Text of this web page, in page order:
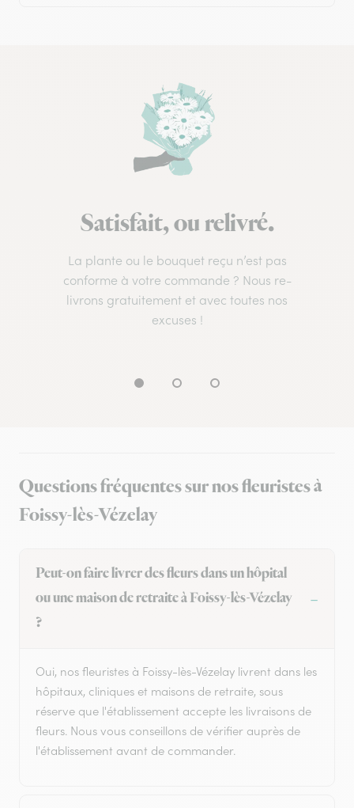
Satisfait, ou relivré.
La plante ou le bouquet reçu n’est pas
conforme à votre commande ? Nous re-
livrons gratuitement et avec toutes nos
excuses !
Questions fréquentes sur nos fleuristes à
Foissy-lès-Vézelay
Peut-on faire livrer des fleurs dans un hôpital
ou une maison de retraite à Foissy-lès-Vézelay
?
Oui, nos fleuristes à Foissy-lès-Vézelay livrent dans les
hôpitaux, cliniques et maisons de retraite, sous
réserve que l'établissement accepte les livraisons de
fleurs. Nous vous conseillons de vérifier auprès de
l'établissement avant de commander.